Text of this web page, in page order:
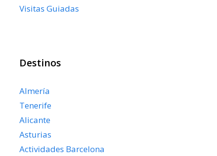
Visitas Guiadas
Destinos
Almería
Tenerife
Alicante
Asturias
Actividades Barcelona